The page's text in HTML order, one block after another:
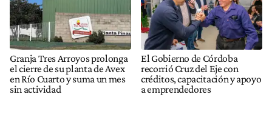
Granja Tres Arroyos prolonga
el cierre de su planta de Avex
en Río Cuarto y suma un mes
sin actividad
El Gobierno de Córdoba
recorrió Cruz del Eje con
créditos, capacitación y apoyo
a emprendedores